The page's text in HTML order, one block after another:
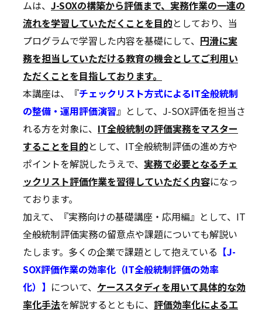
ムは、 J-SOXの構築から評価まで、実務作業の一連の
流れを学習していただくことを目的としており、当
プログラムで学習した内容を基礎にして、 円滑に実
務を担当していただける教育の機会としてご利用い
ただくことを目指しております。
本講座は、『チェックリスト方式によるIT全般統制
の整備・運用評価演習』として、J-SOX評価を担当さ
れる方を対象に、 IT全般統制の評価実務をマスター
することを目的として、IT全般統制評価の進め方や
ポイントを解説したうえで、 実務で必要となるチェ
ックリスト評価作業を習得していただく内容になっ
ております。
加えて、『実務向けの基礎講座・応用編』として、IT
全般統制評価実務の留意点や課題についても解説い
たします。多くの企業で課題として抱えている 【J-
SOX評価作業の効率化（IT全般統制評価の効率
化）】 について、 ケーススタディを用いて具体的な効
率化手法を解説するとともに、 評価効率化による工